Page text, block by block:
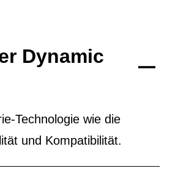
Dynamic
Technologie wie die
und Kompatibilität.